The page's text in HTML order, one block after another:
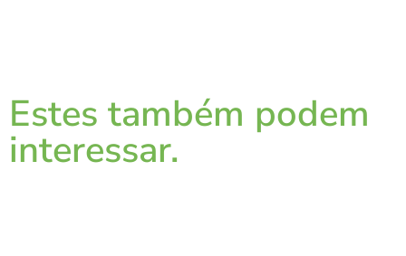
Estes também podem
interessar.